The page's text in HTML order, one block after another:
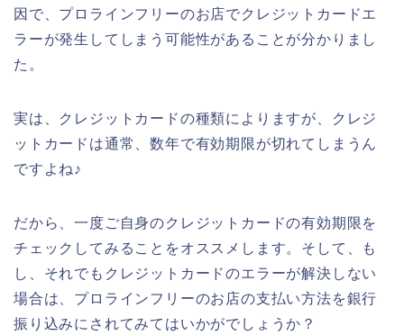
因で、プロラインフリーのお店でクレジットカードエ
ラーが発生してしまう可能性があることが分かりまし
た。
実は、クレジットカードの種類によりますが、クレジ
ットカードは通常、数年で有効期限が切れてしまうん
ですよね♪
だから、一度ご自身のクレジットカードの有効期限を
チェックしてみることをオススメします。そして、も
し、それでもクレジットカードのエラーが解決しない
場合は、プロラインフリーのお店の支払い方法を銀行
振り込みにされてみてはいかがでしょうか？